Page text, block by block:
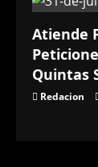
Atiende
Quintas
Redacion